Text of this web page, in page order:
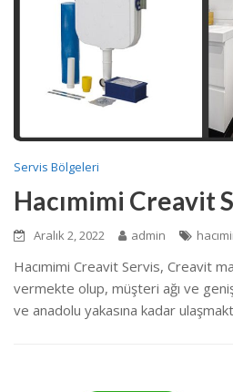
Servis Bölgeleri
Hacımimi Creavit
Aralık 2, 2022 admin
Hacımimi Creavit Servis, Creavit
vermekte olup, müşteri ağı ve
ve anadolu yakasına kadar